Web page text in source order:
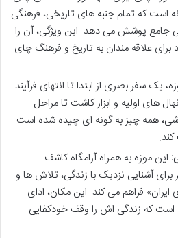
است که تمام جنبه های تاریخی، فرهنگی
جامع پوشش می دهد. این ویژگی، آن را
علاقه مندان به تاریخ و فرهنگ چای
یک سفر بصری از ابتدا تا انتهای فرآیند
های اولیه و ابزار کاشت تا مراحل
همه چیز به گونه ای چیده شده است
این موزه به همراه آرامگاه کاشف
برای آشنایی نزدیک با زندگی، تلاش ها و
فراهم می کند. این مکان، ادای
است که زندگی اش را وقف خودکفایی